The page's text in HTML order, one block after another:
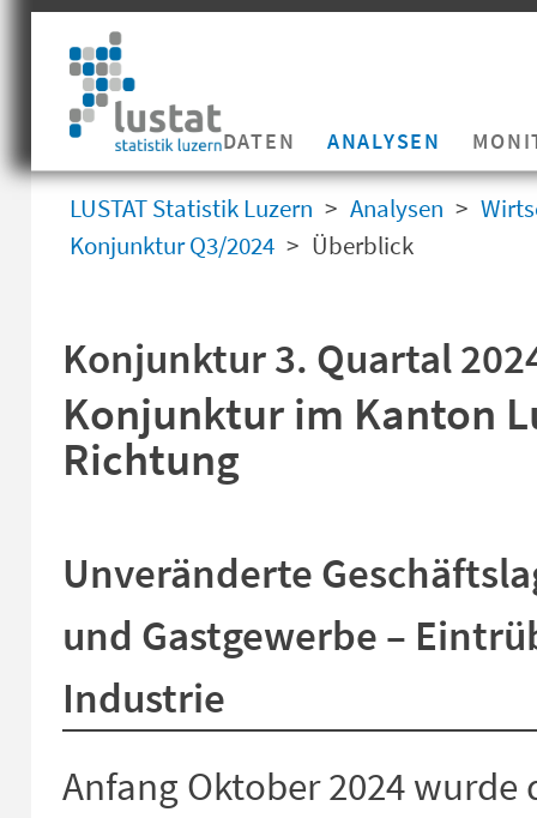
Navigation
überspringen
DATEN ANALYSEN
LUSTAT Statistik Luzern Analysen
Konjunktur Q3/2024
Überblick
Konjunktur 3. Quartal
Konjunktur im Kanton
Richtung
Unveränderte
und Gastgewerbe –
Industrie
Anfang Oktober 2024 wurde